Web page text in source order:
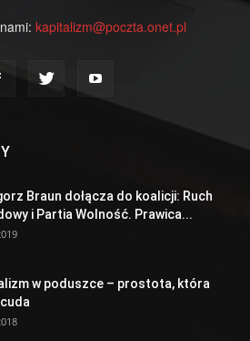
kapitalizm@poczta.onet.pl
Braun dołącza do koalicji: Ruch
i Partia Wolność. Prawica...
w poduszce – prostota, która